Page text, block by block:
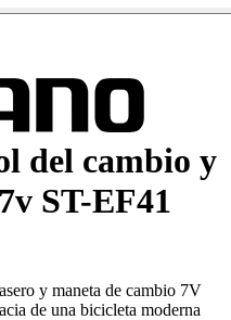
del cambio y
ST-EF41
y maneta de cambio 7V
de una bicicleta moderna